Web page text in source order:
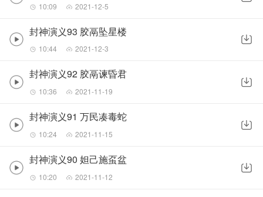
10:09 2021-12-5
封神演义93 胶鬲坠星楼
10:44 2021-12-3
封神演义92 胶鬲谏昏君
10:36 2021-11-19
封神演义91 万民凑毒蛇
10:24 2021-11-15
封神演义90 妲己施虿盆
10:20 2021-11-12